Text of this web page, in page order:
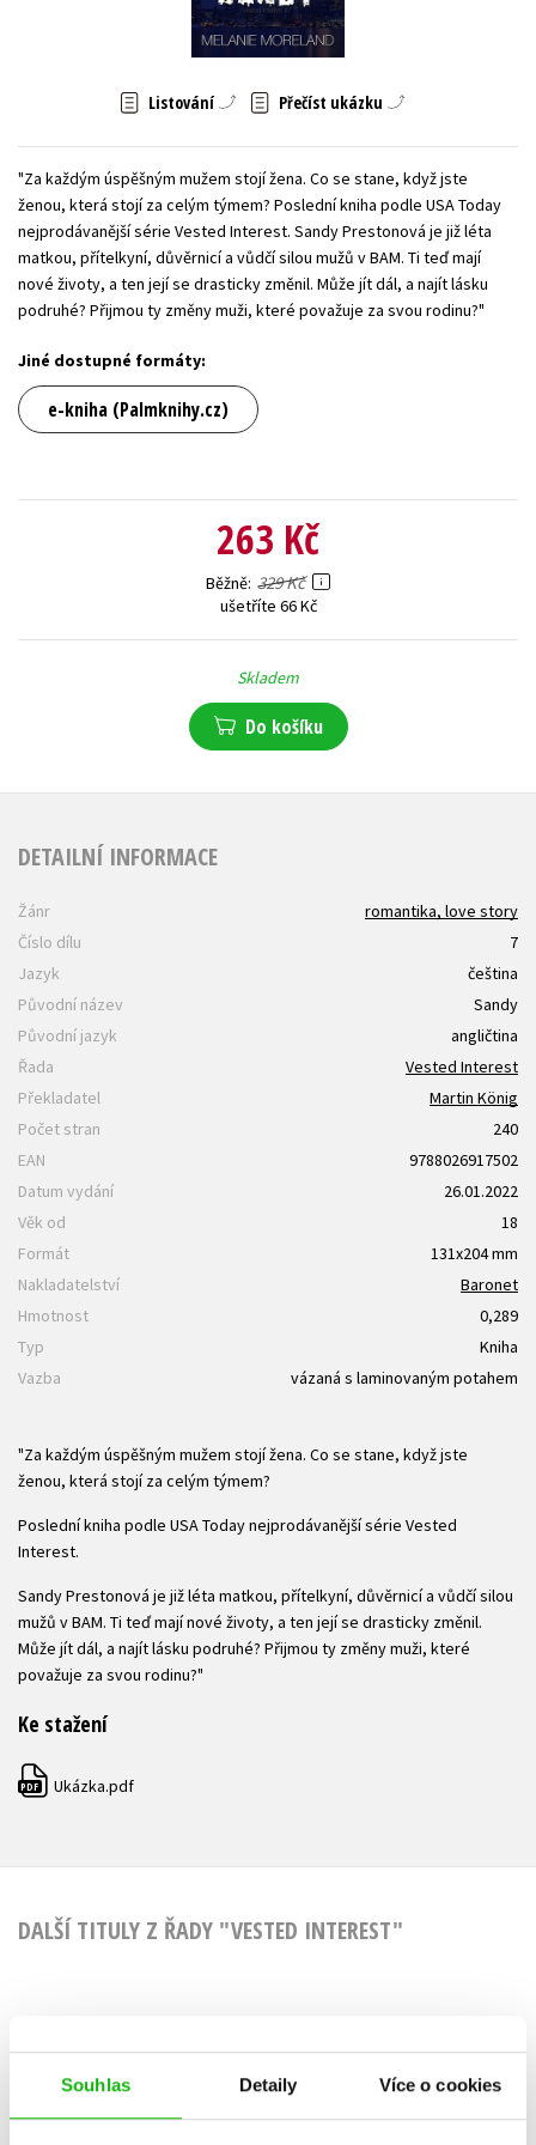
Souhlas Detaily Více o cookies
Zahraniční literatura
Všechny tituly
Listování Přečíst ukázku
"Za každým úspěšným mužem stojí žena. Co se stane, když jste
ženou, která stojí za celým týmem? Poslední kniha podle USA Today
nejprodávanější série Vested Interest. Sandy Prestonová je již léta
matkou, přítelkyní, důvěrnicí a vůdčí silou mužů v BAM. Ti teď mají
nové životy, a ten její se drasticky změnil. Může jít dál, a najít lásku
podruhé? Přijmou ty změny muži, které považuje za svou rodinu?"
Jiné dostupné formáty:
e-kniha (Palmknihy.cz)
263 Kč
Běžně 329 Kč
ušetříte 66 Kč
Skladem
Do košíku
DETAILNÍ INFORMACE
Žánr
romantika, love story
Číslo dílu
7
Jazyk
čeština
Původní název
Sandy
Původní jazyk
angličtina
Řada
Vested Interest
Překladatel
Martin König
Počet stran
240
EAN
9788026917502
Datum vydání
26.01.2022
Věk od
18
Formát
131x204 mm
Nakladatelství
Baronet
Hmotnost
0,289
Typ
Kniha
Vazba
vázaná s laminovaným potahem
"Za každým úspěšným mužem stojí žena. Co se stane, když jste
ženou, která stojí za celým týmem?
Poslední kniha podle USA Today nejprodávanější série Vested
Interest.
Sandy Prestonová je již léta matkou, přítelkyní, důvěrnicí a vůdčí silou
mužů v BAM. Ti teď mají nové životy, a ten její se drasticky změnil.
Může jít dál, a najít lásku podruhé? Přijmou ty změny muži, které
považuje za svou rodinu?"
Ke stažení
PDF Ukázka.pdf
DALŠÍ TITULY Z ŘADY "VESTED INTEREST"
Melanie Moreland Melanie